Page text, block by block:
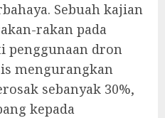
Sebuah kajian
rakan pada
penggunaan dron
mengurangkan
sebanyak 30%,
kepada